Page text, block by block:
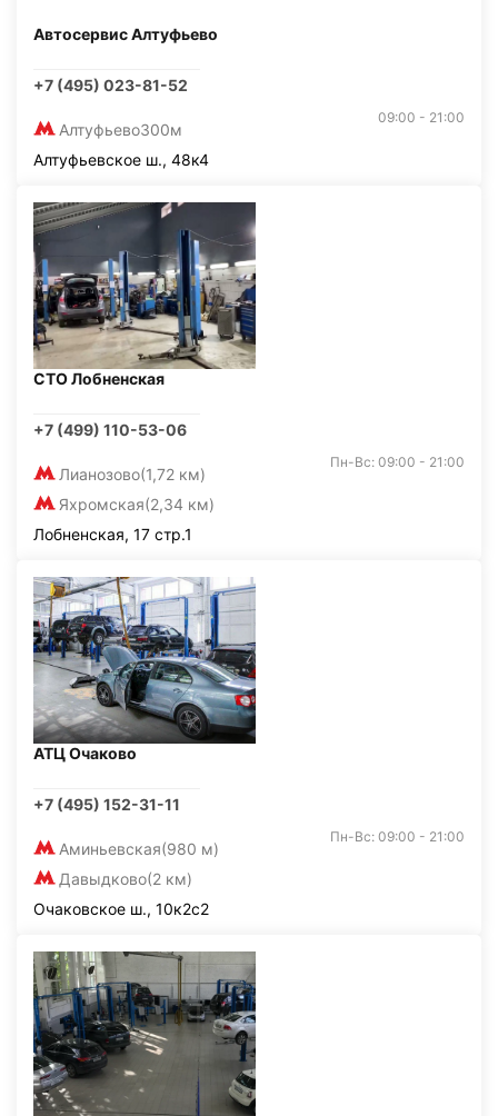
Автосервис Алтуфьево
+7 (495) 023-81-52
Алтуфьево300м
09:00 - 21:00
Алтуфьевское ш., 48к4
СТО Лобненская
+7 (499) 110-53-06
Лианозово(1,72 км)
Яхромская(2,34 км)
Пн-Вс: 09:00 - 21:00
Лобненская, 17 стр.1
АТЦ Очаково
+7 (495) 152-31-11
Аминьевская(980 м)
Давыдково(2 км)
Пн-Вс: 09:00 - 21:00
Очаковское ш., 10к2с2